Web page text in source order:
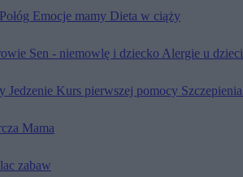
Połóg Emocje mamy Dieta w ciąży
Sen - niemowlę i dziecko Alergie u dzieci
Jedzenie Kurs pierwszej pomocy Szczepienia
Mama
zabaw